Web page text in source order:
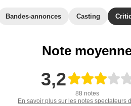
Bandes-annonces Casting
Note
3,2
88 notes
En savoir plus sur les notes spectateurs